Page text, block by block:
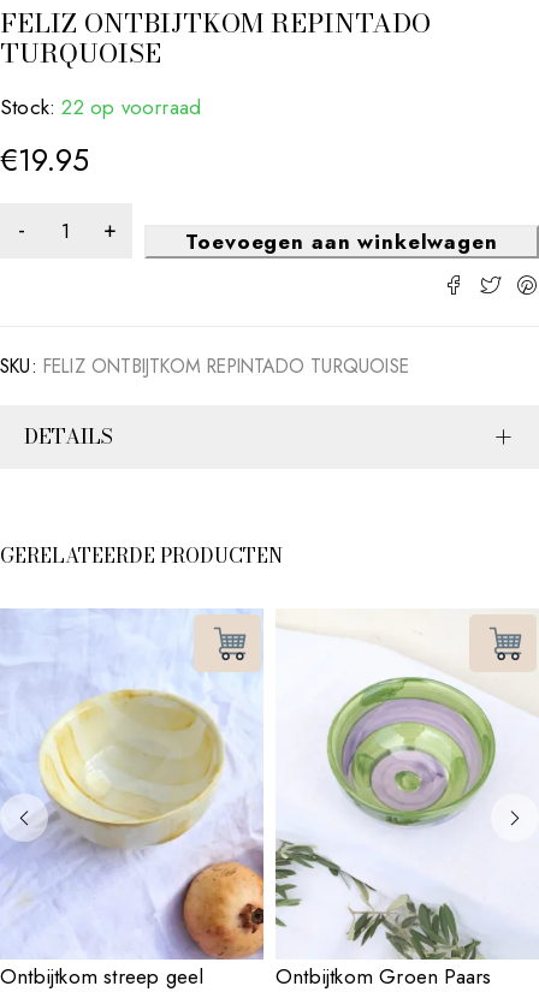
FELIZ ONTBIJTKOM REPINTADO
TURQUOISE
Stock: 22 op voorraad
€19.95
Toevoegen aan winkelwagen
SKU: FELIZ ONTBIJTKOM REPINTADO TURQUOISE
DETAILS
GERELATEERDE PRODUCTEN
Ontbijtkom streep geel
Ontbijtkom Groen Paars